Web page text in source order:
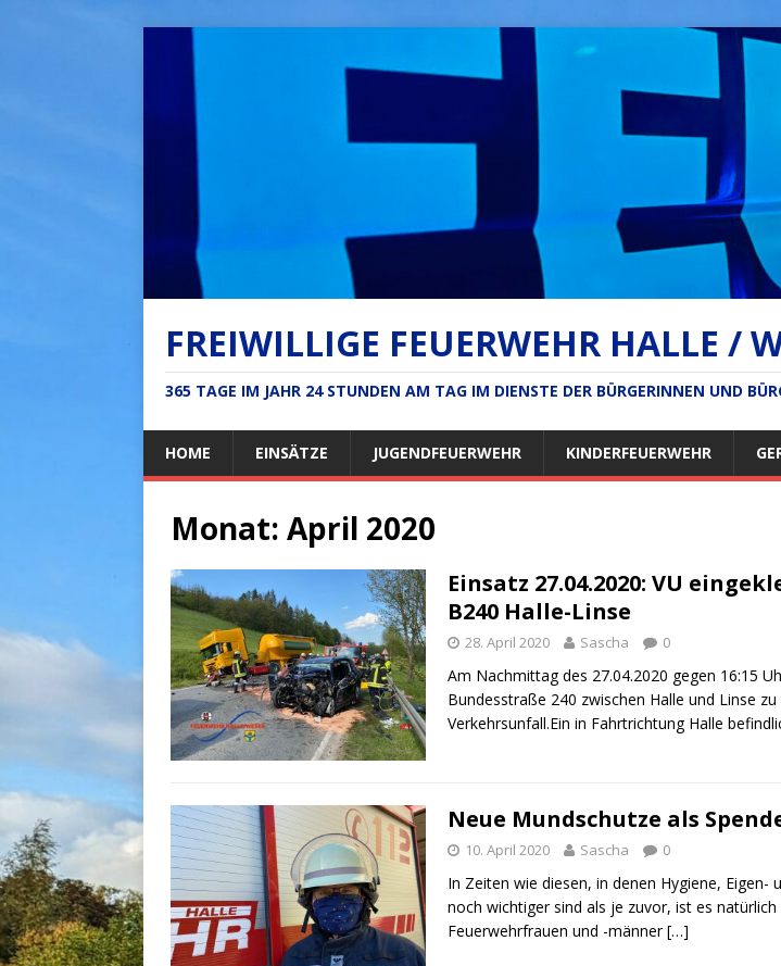
FREIWILLIGE FEUERWEHR HALLE /
365 TAGE IM JAHR 24 STUNDEN AM TAG IM DIENSTE DER BÜRGERINNEN UND
HOME EINSÄTZE JUGENDFEUERWEHR KINDERFEUERWEHR
Monat: April 2020
Einsatz 27.04.2020: VU
B240 Halle-Linse
28. April 2020 Sascha 0
Am Nachmittag des 27.04.2020 gegen 16:15
Bundesstraße 240 zwischen Halle und Linse
Verkehrsunfall.Ein in Fahrtrichtung Halle
Neue Mundschutze als
10. April 2020 Sascha 0
In Zeiten wie diesen, in denen Hygiene, Eigen-
noch wichtiger sind als je zuvor, ist es natürlich
Feuerwehrfrauen und -männer[…]